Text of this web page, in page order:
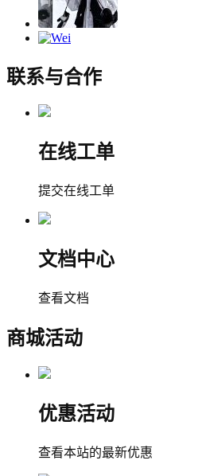
联系与合作
在线工单
提交在线工单
文档中心
查看文档
商城活动
优惠活动
查看本站的最新优惠